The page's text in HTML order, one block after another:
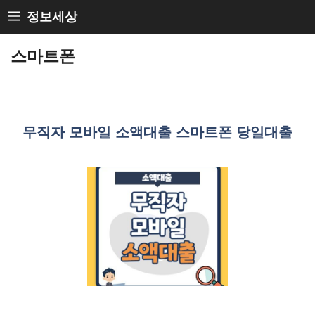
Skip
to
content
정보세상
스마트폰
무직자 모바일 소액대출 스마트폰 당일대출